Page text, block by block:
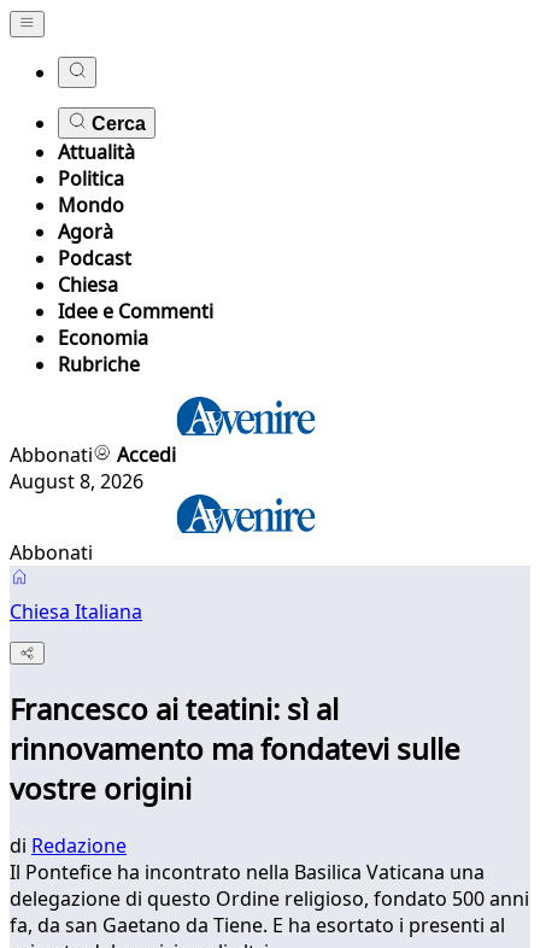
Cerca
Attualità
Politica
Mondo
Agorà
Podcast
Chiesa
Idee e Commenti
Economia
Rubriche
Abbonati
Accedi
August 8, 2026
Abbonati
Chiesa Italiana
Francesco ai teatini: sì al
rinnovamento ma fondatevi sulle
vostre origini
di Redazione
Il Pontefice ha incontrato nella Basilica Vaticana una
delegazione di questo Ordine religioso, fondato 500 anni
fa, da san Gaetano da Tiene. E ha esortato i presenti al